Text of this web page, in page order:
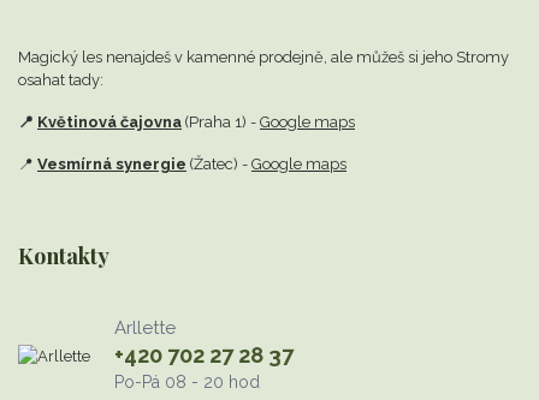
Magický les nenajdeš v kamenné prodejně, ale můžeš si jeho Stromy
osahat tady:
📍 Květinová čajovna (Praha 1) - Google maps
📍 Vesmírná synergie (Žatec) - Google maps
Kontakty
Arllette
+420 702 27 28 37
Po-Pá 08 - 20 hod